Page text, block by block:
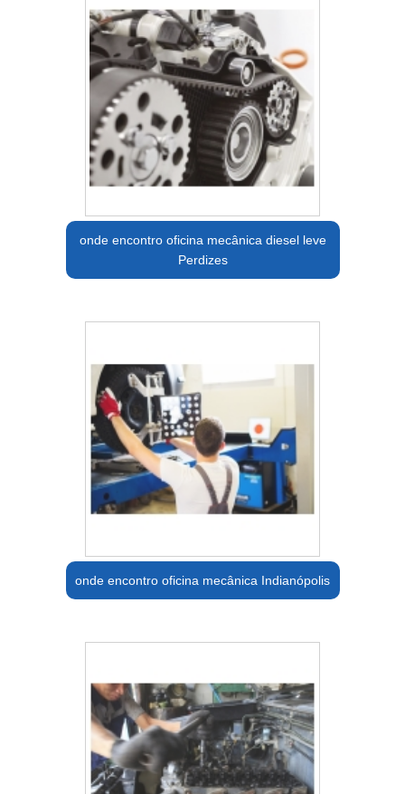
onde encontro oficina mecânica diesel leve
Perdizes
onde encontro oficina mecânica Indianópolis